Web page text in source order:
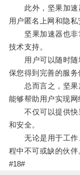
此外，坚果加速
用户匿名上网和隐私
坚果加速器也非
技术支持。
用户可以随时随
保您得到完善的服务
总而言之，坚果
能够帮助用户实现网
不仅可以提供快
和安全。
无论是用于工作
程中不可或缺的伙伴
#18#